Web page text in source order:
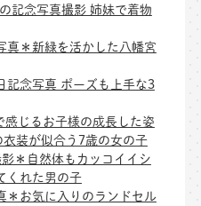
記念写真撮影 姉妹で着物
真＊新緑を活かした八幡宮
記念写真 ポーズも上手な3
じるお子様の成長した姿
装が似合う7歳の女の子
＊自然体もカッコイイシ
くれた男の子
＊お気に入りのランドセル